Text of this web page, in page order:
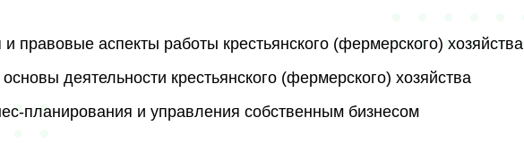
правовые аспекты работы крестьянского (фермерского) хозяйства
деятельности крестьянского (фермерского) хозяйства
планирования и управления собственным бизнесом